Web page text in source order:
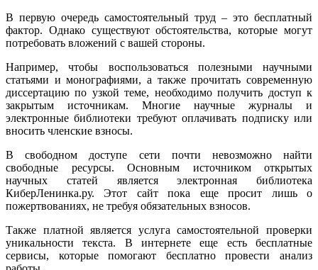
В первую очередь самостоятельный труд – это бесплатный
фактор. Однако существуют обстоятельства, которые могут
потребовать вложений с вашей стороны.
Например, чтобы воспользоваться полезными научными
статьями и монографиями, а также прочитать современную
диссертацию по узкой теме, необходимо получить доступ к
закрытым источникам. Многие научные журналы и
электронные библиотеки требуют оплачивать подписку или
вносить членские взносы.
В свободном доступе сети почти невозможно найти
свободные ресурсы. Основным источником открытых
научных статей является электронная библиотека
КиберЛенинка.ру. Этот сайт пока еще просит лишь о
пожертвованиях, не требуя обязательных взносов.
Также платной является услуга самостоятельной проверки
уникальности текста. В интернете еще есть бесплатные
сервисы, которые помогают бесплатно провести анализ